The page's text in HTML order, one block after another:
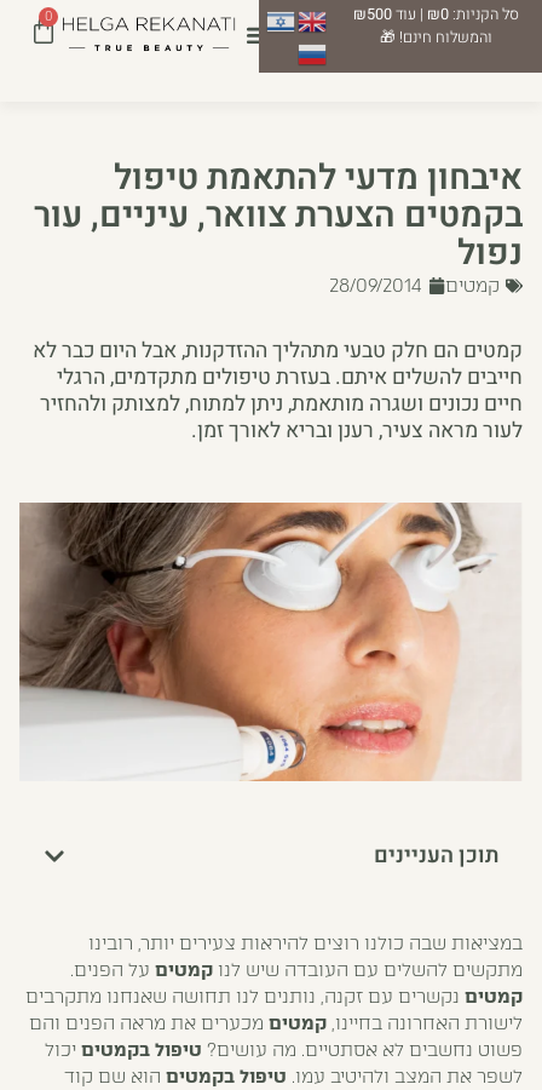
סל הקניות:₪0 | עוד₪500
והמשלוח חינם! 🎁
0
איבחון מדעי להתאמת טיפול
בקמטים הצערת צוואר, עיניים, עור
נפול
קמטים 28/09/2014
קמטים הם חלק טבעי מתהליך ההזדקנות, אבל היום כבר לא
חייבים להשלים איתם. בעזרת טיפולים מתקדמים, הרגלי
חיים נכונים ושגרה מותאמת, ניתן למתוח, למצותק ולהחזיר
לעור מראה צעיר, רענן ובריא לאורך זמן.
תוכן העניינים
במציאות שבה כולנו רוצים להיראות צעירים יותר, רובינו
מתקשים להשלים עם העובדה שיש לנו קמטים על הפנים.
קמטים נקשרים עם זקנה, נותנים לנו תחושה שאנחנו מתקרבים
לישורת האחרונה בחיינו, קמטים מכערים את מראה הפנים והם
פשוט נחשבים לא אסתטיים. מה עושים? טיפול בקמטים יכול
לשפר את המצב ולהיטיב עמו. טיפול בקמטים הוא שם קוד